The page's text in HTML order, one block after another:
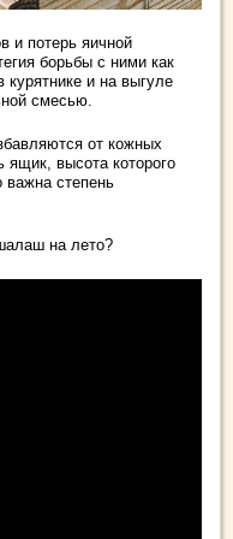
и потерь яичной
борьбы с ними как
курятнике и на выгуле
смесью.
от кожных
высота которого
важна степень
на лето?